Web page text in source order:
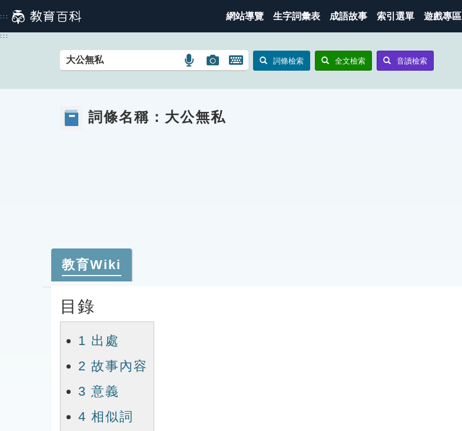
到
主
::: 網站導覽 生字詞彙表 成語故事 索引選單 遊戲專區
:::
語
搜
圖
圖
搜
圖
開
鍵
詞條檢索 全文檢索 音讀檢索
詞條名稱： 大公無私
教育Wiki
目錄
1 出處
2 故事內容
3 意義
4 相似詞